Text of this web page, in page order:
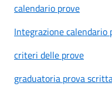
calendario prove
Integrazione calendario
criteri delle prove
graduatoria prova